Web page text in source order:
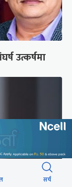
उत्कर्षमा
सर्च